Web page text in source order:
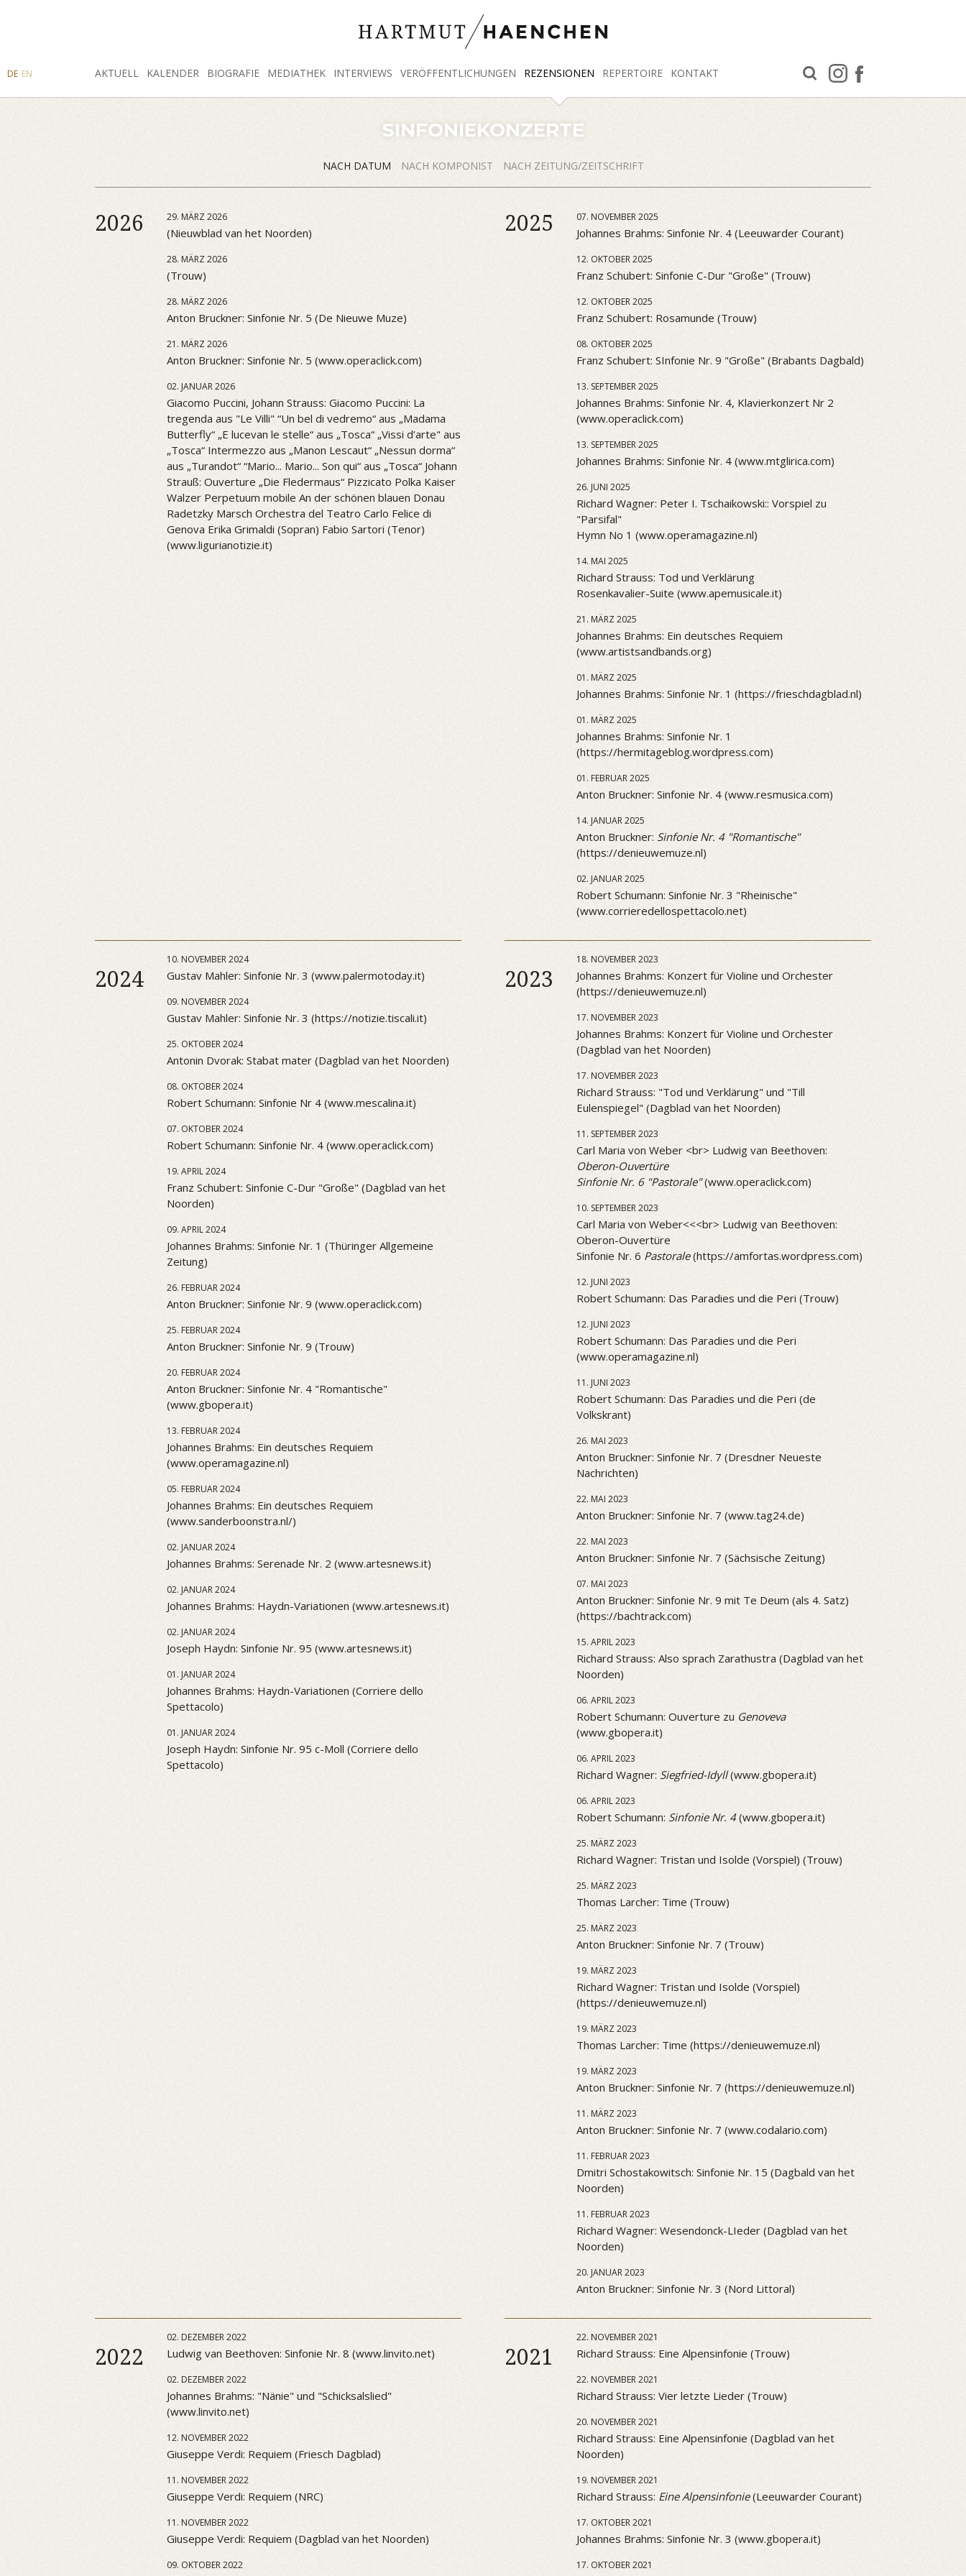
AKTUELL KALENDER BIOGRAFIE MEDIATHEK INTERVIEWS VERÖFFENTLICHUNGEN REZENSIONEN REPERTOIRE KONTAKT
FACEBOOK
INSTAGRAM
SUCHE
DE EN
SINFONIEKONZERTE
NACH DATUM NACH KOMPONIST NACH ZEITUNG/ZEITSCHRIFT
2026 29. MÄRZ 2026
(Nieuwblad van het Noorden)
28. MÄRZ 2026
(Trouw)
28. MÄRZ 2026
Anton Bruckner: Sinfonie Nr. 5 (De Nieuwe Muze)
21. MÄRZ 2026
Anton Bruckner: Sinfonie Nr. 5 (www.operaclick.com)
02. JANUAR 2026
Giacomo Puccini, Johann Strauss: Giacomo Puccini: La
tregenda aus "Le Villi" “Un bel di vedremo“ aus „Madama
Butterfly“ „E lucevan le stelle“ aus „Tosca“ „Vissi d’arte" aus
„Tosca“ Intermezzo aus „Manon Lescaut“ „Nessun dorma“
aus „Turandot“ “Mario... Mario... Son qui“ aus „Tosca“ Johann
Strauß: Ouverture „Die Fledermaus“ Pizzicato Polka Kaiser
Walzer Perpetuum mobile An der schönen blauen Donau
Radetzky Marsch Orchestra del Teatro Carlo Felice di
Genova Erika Grimaldi (Sopran) Fabio Sartori (Tenor)
(www.ligurianotizie.it)
2025 07. NOVEMBER 2025
Johannes Brahms: Sinfonie Nr. 4 (Leeuwarder Courant)
12. OKTOBER 2025
Franz Schubert: Sinfonie C-Dur "Große" (Trouw)
12. OKTOBER 2025
Franz Schubert: Rosamunde (Trouw)
08. OKTOBER 2025
Franz Schubert: SInfonie Nr. 9 "Große" (Brabants Dagbald)
13. SEPTEMBER 2025
Johannes Brahms: Sinfonie Nr. 4, Klavierkonzert Nr 2
(www.operaclick.com)
13. SEPTEMBER 2025
Johannes Brahms: Sinfonie Nr. 4 (www.mtglirica.com)
26. JUNI 2025
Richard Wagner: Peter I. Tschaikowski:: Vorspiel zu
"Parsifal"
Hymn No 1 (www.operamagazine.nl)
14. MAI 2025
Richard Strauss: Tod und Verklärung
Rosenkavalier-Suite (www.apemusicale.it)
21. MÄRZ 2025
Johannes Brahms: Ein deutsches Requiem
(www.artistsandbands.org)
01. MÄRZ 2025
Johannes Brahms: Sinfonie Nr. 1 (https://frieschdagblad.nl)
01. MÄRZ 2025
Johannes Brahms: Sinfonie Nr. 1
(https://hermitageblog.wordpress.com)
01. FEBRUAR 2025
Anton Bruckner: Sinfonie Nr. 4 (www.resmusica.com)
14. JANUAR 2025
Anton Bruckner: Sinfonie Nr. 4 "Romantische"
(https://denieuwemuze.nl)
02. JANUAR 2025
Robert Schumann: Sinfonie Nr. 3 "Rheinische"
(www.corrieredellospettacolo.net)
2024
10. NOVEMBER 2024
Gustav Mahler: Sinfonie Nr. 3 (www.palermotoday.it)
09. NOVEMBER 2024
Gustav Mahler: Sinfonie Nr. 3 (https://notizie.tiscali.it)
25. OKTOBER 2024
Antonin Dvorak: Stabat mater (Dagblad van het Noorden)
08. OKTOBER 2024
Robert Schumann: Sinfonie Nr 4 (www.mescalina.it)
07. OKTOBER 2024
Robert Schumann: Sinfonie Nr. 4 (www.operaclick.com)
19. APRIL 2024
Franz Schubert: Sinfonie C-Dur "Große" (Dagblad van het
Noorden)
09. APRIL 2024
Johannes Brahms: Sinfonie Nr. 1 (Thüringer Allgemeine
Zeitung)
26. FEBRUAR 2024
Anton Bruckner: Sinfonie Nr. 9 (www.operaclick.com)
25. FEBRUAR 2024
Anton Bruckner: Sinfonie Nr. 9 (Trouw)
20. FEBRUAR 2024
Anton Bruckner: Sinfonie Nr. 4 "Romantische"
(www.gbopera.it)
13. FEBRUAR 2024
Johannes Brahms: Ein deutsches Requiem
(www.operamagazine.nl)
05. FEBRUAR 2024
Johannes Brahms: Ein deutsches Requiem
(www.sanderboonstra.nl/)
02. JANUAR 2024
Johannes Brahms: Serenade Nr. 2 (www.artesnews.it)
02. JANUAR 2024
Johannes Brahms: Haydn-Variationen (www.artesnews.it)
02. JANUAR 2024
Joseph Haydn: Sinfonie Nr. 95 (www.artesnews.it)
01. JANUAR 2024
Johannes Brahms: Haydn-Variationen (Corriere dello
Spettacolo)
01. JANUAR 2024
Joseph Haydn: Sinfonie Nr. 95 c-Moll (Corriere dello
Spettacolo)
2023
18. NOVEMBER 2023
Johannes Brahms: Konzert für Violine und Orchester
(https://denieuwemuze.nl)
17. NOVEMBER 2023
Johannes Brahms: Konzert für Violine und Orchester
(Dagblad van het Noorden)
17. NOVEMBER 2023
Richard Strauss: "Tod und Verklärung" und "Till
Eulenspiegel" (Dagblad van het Noorden)
11. SEPTEMBER 2023
Carl Maria von Weber <br> Ludwig van Beethoven:
Oberon-Ouvertüre
Sinfonie Nr. 6 "Pastorale"(www.operaclick.com)
10. SEPTEMBER 2023
Carl Maria von Weber<<<br> Ludwig van Beethoven:
Oberon-Ouvertüre
Sinfonie Nr. 6 Pastorale(https://amfortas.wordpress.com)
12. JUNI 2023
Robert Schumann: Das Paradies und die Peri (Trouw)
12. JUNI 2023
Robert Schumann: Das Paradies und die Peri
(www.operamagazine.nl)
11. JUNI 2023
Robert Schumann: Das Paradies und die Peri (de
Volkskrant)
26. MAI 2023
Anton Bruckner: Sinfonie Nr. 7 (Dresdner Neueste
Nachrichten)
22. MAI 2023
Anton Bruckner: Sinfonie Nr. 7 (www.tag24.de)
22. MAI 2023
Anton Bruckner: Sinfonie Nr. 7 (Sächsische Zeitung)
07. MAI 2023
Anton Bruckner: Sinfonie Nr. 9 mit Te Deum (als 4. Satz)
(https://bachtrack.com)
15. APRIL 2023
Richard Strauss: Also sprach Zarathustra (Dagblad van het
Noorden)
06. APRIL 2023
Robert Schumann: Ouverture zu Genoveva
(www.gbopera.it)
06. APRIL 2023
Richard Wagner: Siegfried-Idyll(www.gbopera.it)
06. APRIL 2023
Robert Schumann: Sinfonie Nr. 4(www.gbopera.it)
25. MÄRZ 2023
Richard Wagner: Tristan und Isolde (Vorspiel) (Trouw)
25. MÄRZ 2023
Thomas Larcher: Time (Trouw)
25. MÄRZ 2023
Anton Bruckner: Sinfonie Nr. 7 (Trouw)
19. MÄRZ 2023
Richard Wagner: Tristan und Isolde (Vorspiel)
(https://denieuwemuze.nl)
19. MÄRZ 2023
Thomas Larcher: Time (https://denieuwemuze.nl)
19. MÄRZ 2023
Anton Bruckner: Sinfonie Nr. 7 (https://denieuwemuze.nl)
11. MÄRZ 2023
Anton Bruckner: Sinfonie Nr. 7 (www.codalario.com)
11. FEBRUAR 2023
Dmitri Schostakowitsch: Sinfonie Nr. 15 (Dagbald van het
Noorden)
11. FEBRUAR 2023
Richard Wagner: Wesendonck-LIeder (Dagblad van het
Noorden)
20. JANUAR 2023
Anton Bruckner: Sinfonie Nr. 3 (Nord Littoral)
2022
02. DEZEMBER 2022
Ludwig van Beethoven: Sinfonie Nr. 8 (www.linvito.net)
02. DEZEMBER 2022
Johannes Brahms: "Nänie" und "Schicksalslied"
(www.linvito.net)
12. NOVEMBER 2022
Giuseppe Verdi: Requiem (Friesch Dagblad)
11. NOVEMBER 2022
Giuseppe Verdi: Requiem (NRC)
11. NOVEMBER 2022
Giuseppe Verdi: Requiem (Dagblad van het Noorden)
09. OKTOBER 2022
2021
22. NOVEMBER 2021
Richard Strauss: Eine Alpensinfonie (Trouw)
22. NOVEMBER 2021
Richard Strauss: Vier letzte Lieder (Trouw)
20. NOVEMBER 2021
Richard Strauss: Eine Alpensinfonie (Dagblad van het
Noorden)
19. NOVEMBER 2021
Richard Strauss: Eine Alpensinfonie(Leeuwarder Courant)
17. OKTOBER 2021
Johannes Brahms: Sinfonie Nr. 3 (www.gbopera.it)
17. OKTOBER 2021